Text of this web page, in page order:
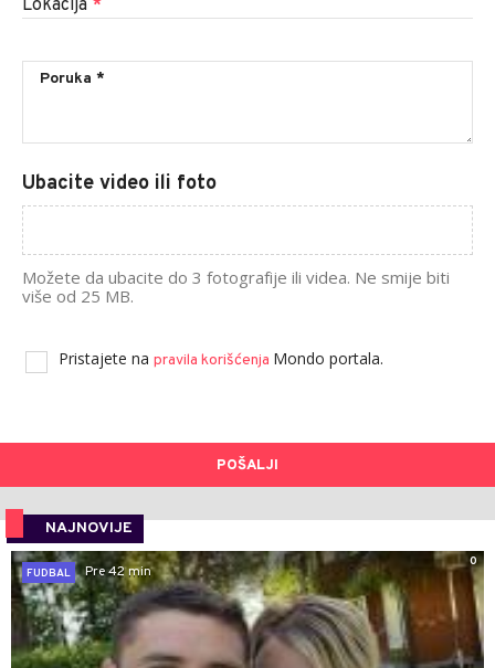
Lokacija *
Ubacite video ili foto
Možete da ubacite do 3 fotografije ili videa. Ne smije biti
više od 25 MB.
Pristajete na pravila korišćenja Mondo portala.
POŠALJI
NAJNOVIJE
0
FUDBAL
Pre 42 min